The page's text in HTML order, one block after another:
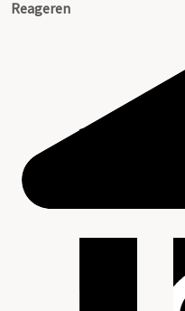
Reageren